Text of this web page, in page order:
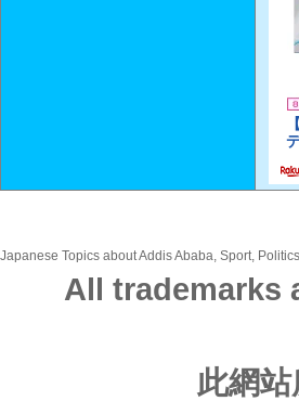
Japanese Topics about Addis Ababa, Sport,
All trademarks
此網